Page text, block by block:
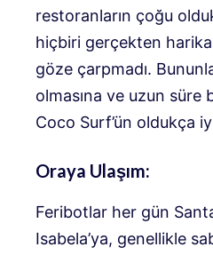
restoranların çoğu
hiçbiri gerçekten
göze çarpmadı.
olmasına ve uzun süre
Coco Surf’ün oldukça
Oraya Ulaşım:
Feribotlar her gün
Isabela’ya, genellikle